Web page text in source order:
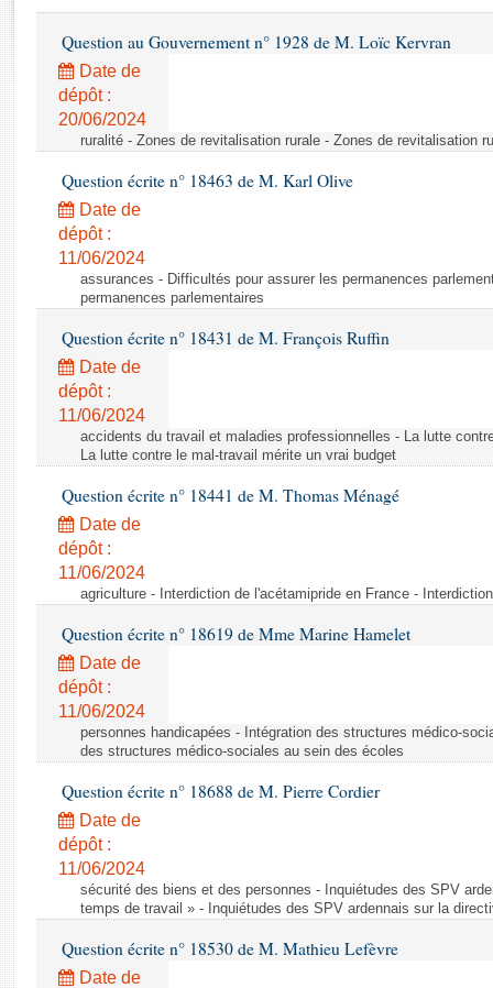
Baromètre de l’application des lois
Dossiers législatifs
Budget et sécurité sociale
Questions écrites et orales
Comptes rendus des débats
Question au Gouvernement n° 1928 de M. Loïc Kervran
Date de
dépôt :
20/06/2024
ruralité - Zones de revitalisation rurale - Zones de revitalisation
Question écrite n° 18463 de M. Karl Olive
Date de
dépôt :
11/06/2024
assurances - Difficultés pour assurer les permanences
permanences parlementaires
Question écrite n° 18431 de M. François Ruffin
Date de
dépôt :
11/06/2024
accidents du travail et maladies professionnelles - La lutte
La lutte contre le mal-travail mérite un vrai budget
Question écrite n° 18441 de M. Thomas Ménagé
Date de
dépôt :
11/06/2024
agriculture - Interdiction de l'acétamipride en France -
Question écrite n° 18619 de Mme Marine Hamelet
Date de
dépôt :
11/06/2024
personnes handicapées - Intégration des structures médico-
des structures médico-sociales au sein des écoles
Question écrite n° 18688 de M. Pierre Cordier
Date de
dépôt :
11/06/2024
sécurité des biens et des personnes - Inquiétudes des SPV
temps de travail » - Inquiétudes des SPV ardennais sur la
Question écrite n° 18530 de M. Mathieu Lefèvre
Date de